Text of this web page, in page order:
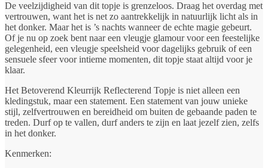
De veelzijdigheid van dit topje is grenzeloos. Draag het overdag met
vertrouwen, want het is net zo aantrekkelijk in natuurlijk licht als in
het donker. Maar het is ’s nachts wanneer de echte magie gebeurt.
Of je nu op zoek bent naar een vleugje glamour voor een feestelijke
gelegenheid, een vleugje speelsheid voor dagelijks gebruik of een
sensuele sfeer voor intieme momenten, dit topje staat altijd voor je
klaar.
Het Betoverend Kleurrijk Reflecterend Topje is niet alleen een
kledingstuk, maar een statement. Een statement van jouw unieke
stijl, zelfvertrouwen en bereidheid om buiten de gebaande paden te
treden. Durf op te vallen, durf anders te zijn en laat jezelf zien, zelfs
in het donker.
Kenmerken: